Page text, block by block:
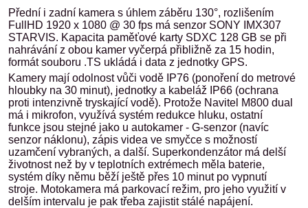
Přední i zadní kamera s úhlem záběru 130°, rozlišením
FullHD 1920 x 1080 @ 30 fps má senzor SONY IMX307
STARVIS. Kapacita paměťové karty SDXC 128 GB se při
nahrávání z obou kamer vyčerpá přibližně za 15 hodin,
formát souboru .TS ukládá i data z jednotky GPS.
Kamery mají odolnost vůči vodě IP76 (ponoření do metrové
hloubky na 30 minut), jednotky a kabeláž IP66 (ochrana
proti intenzivně tryskající vodě). Protože Navitel M800 dual
má i mikrofon, využívá systém redukce hluku, ostatní
funkce jsou stejné jako u autokamer - G-senzor (navíc
senzor náklonu), zápis videa ve smyčce s možností
uzamčení vybraných, a další. Superkondenzátor má delší
životnost než by v teplotních extrémech měla baterie,
systém díky němu běží ještě přes 10 minut po vypnutí
stroje. Motokamera má parkovací režim, pro jeho využití v
delším intervalu je pak třeba zajistit stálé napájení.